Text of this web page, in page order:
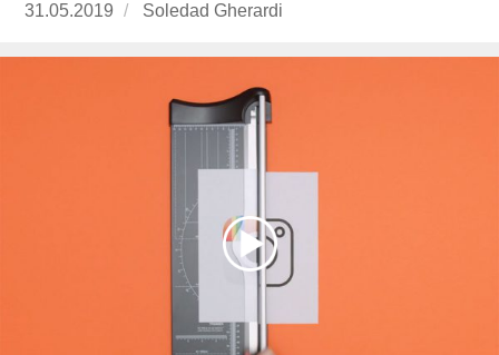
Publicado
31.05.2019
https://www.experimenta.es/author/soledad-
Soledad Gherardi